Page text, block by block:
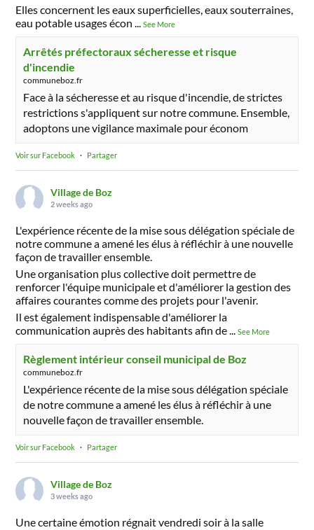
Elles concernent les eaux superficielles, eaux souterraines,
eau potable usages écon
...See More
Arrêtés préfectoraux sécheresse et risque
d'incendie
communeboz.fr
Face à la sécheresse et au risque d'incendie, de strictes
restrictions s'appliquent sur notre commune. Ensemble,
adoptons une vigilance maximale pour économ
Voir sur Facebook · Partager
Village de Boz
2 weeks ago
L'expérience récente de la mise sous délégation spéciale de
notre commune a amené les élus à réfléchir à une nouvelle
façon de travailler ensemble.
Une organisation plus collective doit permettre de
renforcer l'équipe municipale et d'améliorer la gestion des
affaires courantes comme des projets pour l'avenir.
Il est également indispensable d'améliorer la
communication auprès des habitants afin de
...See More
Règlement intérieur conseil municipal de Boz
communeboz.fr
L'expérience récente de la mise sous délégation spéciale
de notre commune a amené les élus à réfléchir à une
nouvelle façon de travailler ensemble.
Voir sur Facebook · Partager
Village de Boz
3 weeks ago
Une certaine émotion régnait vendredi soir à la salle